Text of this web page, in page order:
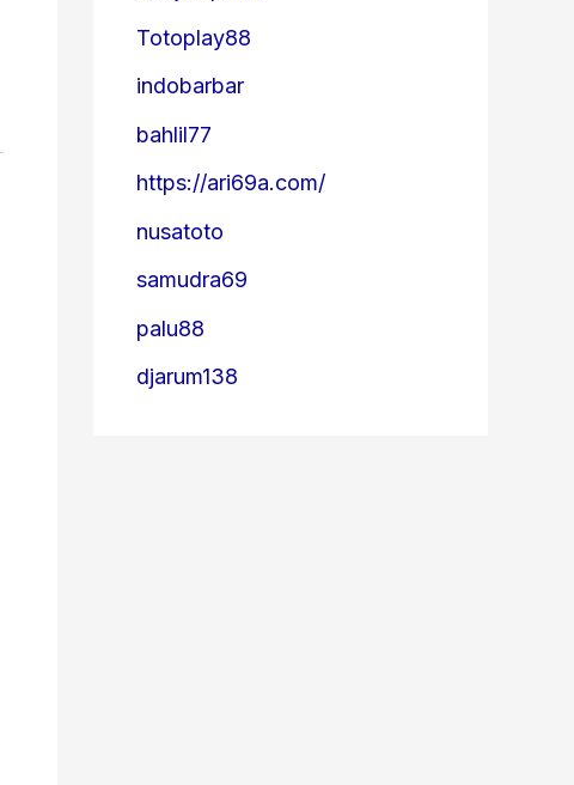
Totoplay88
indobarbar
bahlil77
https://ari69a.com/
nusatoto
samudra69
palu88
djarum138